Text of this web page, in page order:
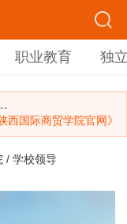
职业教育 独
--
西国际商贸学院官网》
/ 学校领导